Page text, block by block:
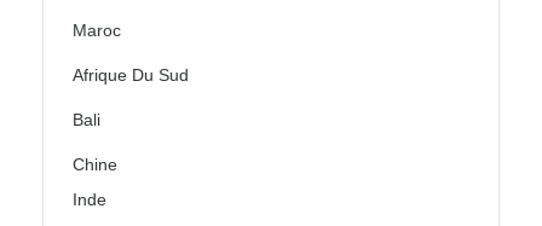
Maroc
Afrique Du Sud
Bali
Chine
Inde